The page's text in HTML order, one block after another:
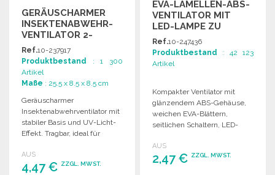
GERÄUSCHARMER
INSEKTENABWEHR-
VENTILATOR 2-
BLATT
Ref.10-237917
Produktbestand : 1 300
Artikel
Maße : 25.5 x 8.5 x 8.5 cm
Geräuscharmer
Insektenabwehrventilator mit
stabiler Basis und UV-Licht-
Effekt. Tragbar, ideal für
Batteriebetrieb.
AUS
4,47 € ZZGL. MWST.
EVA-LAMELLEN-ABS-
VENTILATOR MIT
LED-LAMPE ZU
GROSSHANDELSPREISEN
Ref.10-247436
Produktbestand : 42 123
Artikel
Kompakter Ventilator mit
glänzendem ABS-Gehäuse,
weichen EVA-Blättern,
seitlichen Schaltern, LED-
Karabiner. Funktioniert mit 2
AA-Batterien (nicht
AUS
2,47 € ZZGL. MWST.